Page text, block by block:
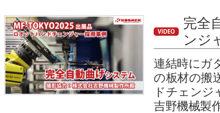
完全
ンジ
連結時にガ
の板材の搬
ドチェンジ
吉野機械製